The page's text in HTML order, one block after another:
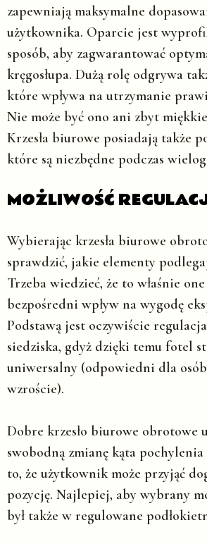
zapewniają maksymalne
użytkownika. Oparcie jest
sposób, aby zagwarantować
kręgosłupa. Dużą rolę odgrywa
które wpływa na utrzymanie
Nie może być ono ani zbyt
Krzesła biurowe posiadają także
które są niezbędne podczas
MOŻLIWOŚĆ
Wybierając krzesła biurowe
sprawdzić, jakie elementy
Trzeba wiedzieć, że to właśnie
bezpośredni wpływ na wygodę
Podstawą jest oczywiście
siedziska, gdyż dzięki temu fotel
uniwersalny (odpowiedni dla
wzroście).
Dobre krzesło biurowe obrotowe
swobodną zmianę kąta
to, że użytkownik może przyjąć
pozycję. Najlepiej, aby wybrany
był także w regulowane